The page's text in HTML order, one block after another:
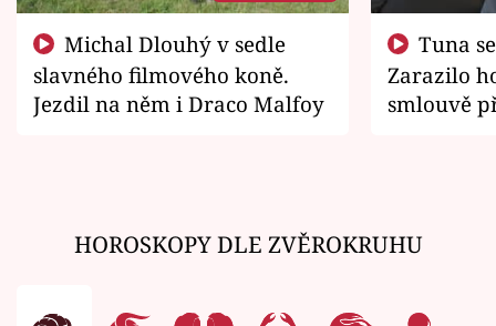
slavného filmového koně.
Jezdil na něm i Draco Malfoy
Zarazilo
smlouvě
HOROSKOPY DLE ZVĚROKRUHU